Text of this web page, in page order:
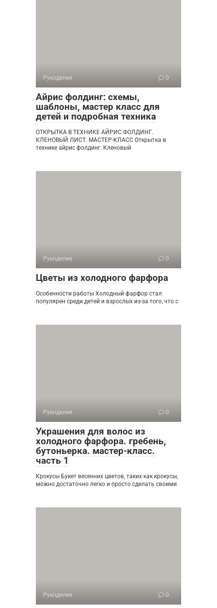
Рукоделие 0
Айрис фолдинг: схемы,
шаблоны, мастер класс для
детей и подробная техника
ОТКРЫТКА В ТЕХНИКЕ АЙРИС ФОЛДИНГ.
КЛЕНОВЫЙ ЛИСТ. МАСТЕР-КЛАСС Открытка в
технике айрис фолдинг. Кленовый
Рукоделие 0
Цветы из холодного фарфора
Особенности работы Холодный фарфор стал
популярен среди детей и взрослых из-за того, что с
Рукоделие 0
Украшения для волос из
холодного фарфора. гребень,
бутоньерка. мастер-класс.
часть 1
Крокусы Букет весенних цветов, таких как крокусы,
можно достаточно легко и просто сделать своими
Рукоделие 0